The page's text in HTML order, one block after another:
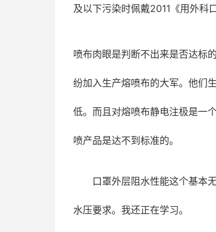
及以下污染时佩戴2011《用外科
喷布肉眼是判断不出来是否达标
纷加入生产熔喷布的大军。他们
低。而且对熔喷布静电注极是一
喷产品是达不到标准的。
口罩外层阻水性能这个基本无
水压要求。我还正在学习。